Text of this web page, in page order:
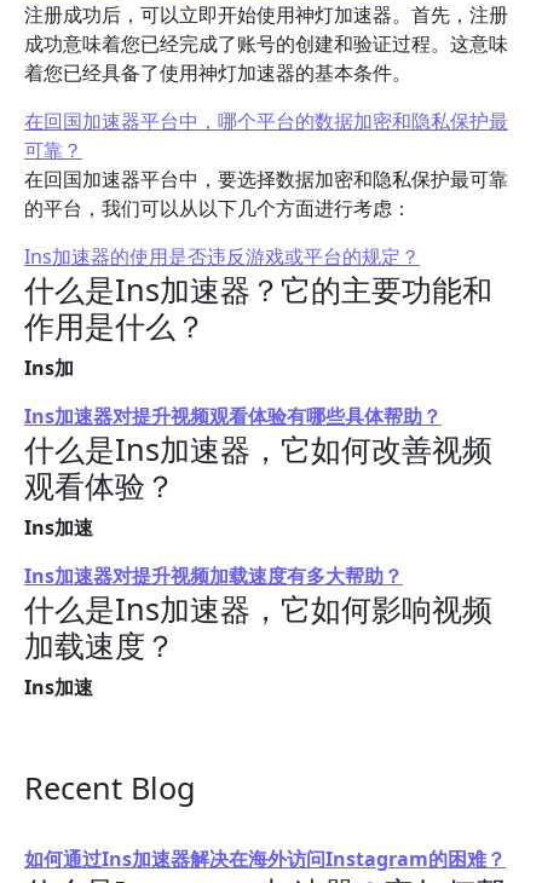
注册成功后，可以立即开始使用神灯加速器。首先，注册
成功意味着您已经完成了账号的创建和验证过程。这意味
着您已经具备了使用神灯加速器的基本条件。
在回国加速器平台中，哪个平台的数据加密和隐私保护最
可靠？
在回国加速器平台中，要选择数据加密和隐私保护最可靠
的平台，我们可以从以下几个方面进行考虑：
Ins加速器的使用是否违反游戏或平台的规定？
什么是Ins加速器？它的主要功能和
作用是什么？
Ins加
Ins加速器对提升视频观看体验有哪些具体帮助？
什么是Ins加速器，它如何改善视频
观看体验？
Ins加速
Ins加速器对提升视频加载速度有多大帮助？
什么是Ins加速器，它如何影响视频
加载速度？
Ins加速
Recent Blog
如何通过Ins加速器解决在海外访问Instagram的困难？